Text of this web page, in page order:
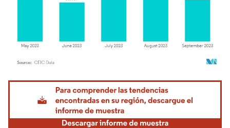
Imagen © Mordor Intelligence. El uso requiere atribución según CC BY 4.0.